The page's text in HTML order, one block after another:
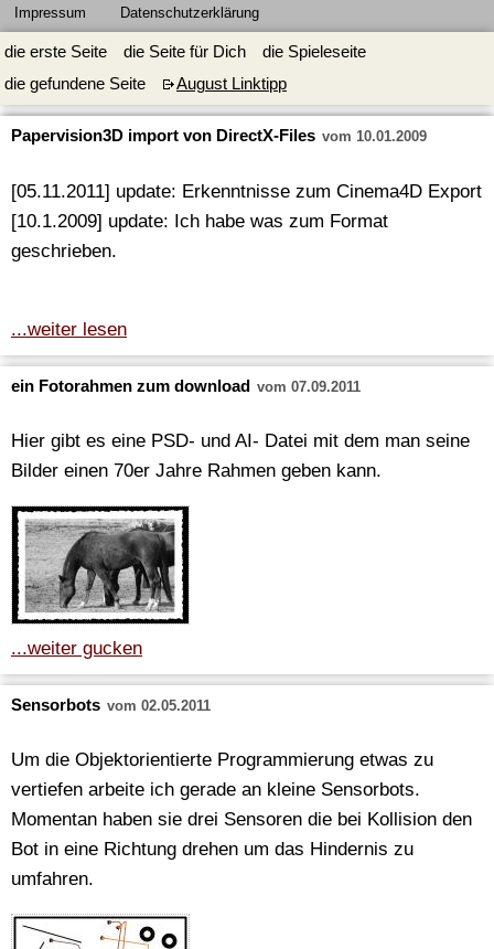
Impressum Datenschutzerklärung
die erste Seite die Seite für Dich
die Spieleseite
die gefundene Seite
August Linktipp
Papervision3D import von DirectX-Files vom 10.01.2009
[05.11.2011] update: Erkenntnisse zum Cinema4D Export
[10.1.2009] update: Ich habe was zum Format
geschrieben.
...weiter lesen
ein Fotorahmen zum download vom 07.09.2011
Hier gibt es eine PSD- und AI- Datei mit dem man seine
Bilder einen 70er Jahre Rahmen geben kann.
...weiter gucken
Sensorbots vom 02.05.2011
Um die Objektorientierte Programmierung etwas zu
vertiefen arbeite ich gerade an kleine Sensorbots.
Momentan haben sie drei Sensoren die bei Kollision den
Bot in eine Richtung drehen um das Hindernis zu
umfahren.